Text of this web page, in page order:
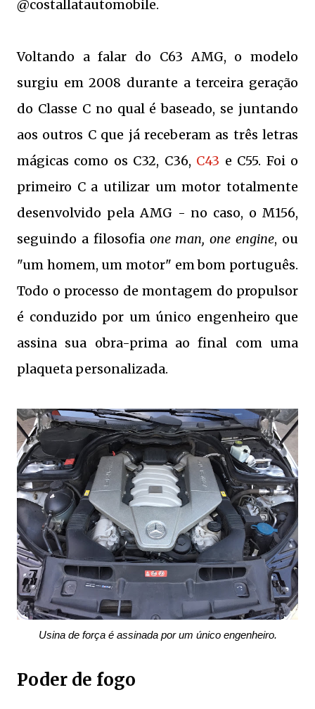
@costallatautomobile.
Voltando a falar do C63 AMG, o modelo
surgiu em 2008 durante a terceira geração
do Classe C no qual é baseado, se juntando
aos outros C que já receberam as três letras
mágicas como os C32, C36, C43 e C55. Foi o
primeiro C a utilizar um motor totalmente
desenvolvido pela AMG - no caso, o M156,
seguindo a filosofia one man, one engine, ou
"um homem, um motor" em bom português.
Todo o processo de montagem do propulsor
é conduzido por um único engenheiro que
assina sua obra-prima ao final com uma
plaqueta personalizada.
Usina de força é assinada por um único engenheiro.
Poder de fogo